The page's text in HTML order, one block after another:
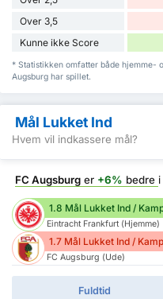
Over 3,5
Kunne ikke Score
* Statistikken omfatter både hjemme-
Augsburg har spillet.
Mål Lukket Ind
Hvem vil indkassere mål?
FC Augsburg er +6% bedre
1.8 Mål Lukket Ind /
Eintracht Frankfurt (Hjemme)
1.7 Mål Lukket Ind / Kamp
FC Augsburg (Ude)
Fuldtid